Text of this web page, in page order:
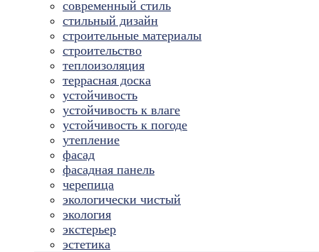
современный стиль
стильный дизайн
строительные материалы
строительство
теплоизоляция
террасная доска
устойчивость
устойчивость к влаге
устойчивость к погоде
утепление
фасад
фасадная панель
черепица
экологически чистый
экология
экстерьер
эстетика